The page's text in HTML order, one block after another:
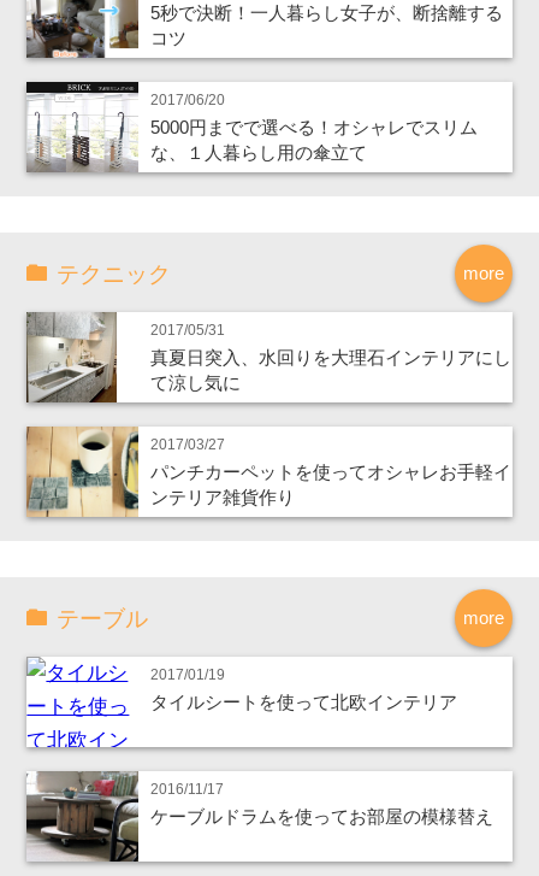
5秒で決断！一人暮らし女子が、断捨離する
コツ
2017/06/20
5000円までで選べる！オシャレでスリム
な、１人暮らし用の傘立て
more
テクニック
2017/05/31
真夏日突入、水回りを大理石インテリアにし
て涼し気に
2017/03/27
パンチカーペットを使ってオシャレお手軽イ
ンテリア雑貨作り
more
テーブル
2017/01/19
タイルシートを使って北欧インテリア
2016/11/17
ケーブルドラムを使ってお部屋の模様替え